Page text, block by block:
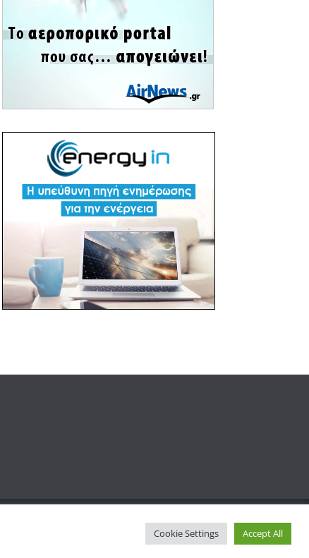
Cookie Settings Accept All